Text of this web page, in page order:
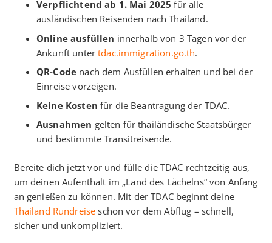
Verpflichtend ab 1. Mai 2025 für alle
ausländischen Reisenden nach Thailand.
Online ausfüllen innerhalb von 3 Tagen vor der
Ankunft untertdac.immigration.go.th.
QR-Code nach dem Ausfüllen erhalten und bei der
Einreise vorzeigen.
Keine Kosten für die Beantragung der TDAC.
Ausnahmen gelten für thailändische Staatsbürger
und bestimmte Transitreisende.​
Bereite dich jetzt vor und fülle die TDAC rechtzeitig aus,
um deinen Aufenthalt im „Land des Lächelns“ von Anfang
an genießen zu können. Mit der TDAC beginnt deine
Thailand Rundreise schon vor dem Abflug – schnell,
sicher und unkompliziert.